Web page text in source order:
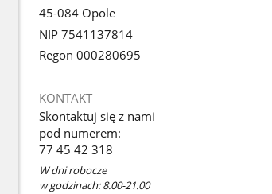
45-084 Opole
NIP 7541137814
Regon 000280695
KONTAKT
Skontaktuj się z nami
pod numerem:
77 45 42 318
W dni robocze
w godzinach: 8.00-21.00